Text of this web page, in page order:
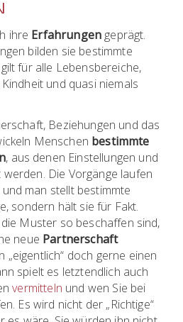
ihre Erfahrungengeprägt.
bilden sie bestimmte
für alle Lebensbereiche,
und quasi niemals
Beziehungen und das
Menschen bestimmte
, aus denen Einstellungen und
Die Vorgänge laufen
und man stellt bestimmte
sondern hält sie für Fakt.
Muster so beschaffen sind,
neue Partnerschaft
„eigentlich“ doch gerne einen
spielt es letztendlich auch
vermitteln und wen Sie bei
Es wird nicht der „Richtige“